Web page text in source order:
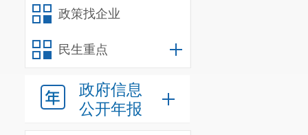
政策找企业
民生重点
政府信息
公开年报